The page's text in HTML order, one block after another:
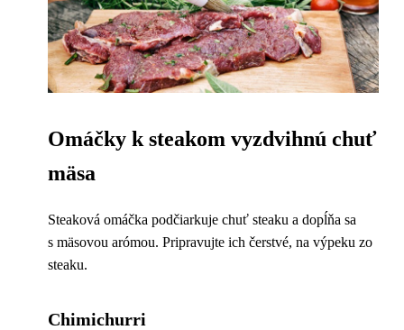
Omáčky k steakom vyzdvihnú chuť
mäsa
Steaková omáčka podčiarkuje chuť steaku a dopĺňa sa
s mäsovou arómou. Pripravujte ich čerstvé, na výpeku zo
steaku.
Chimichurri